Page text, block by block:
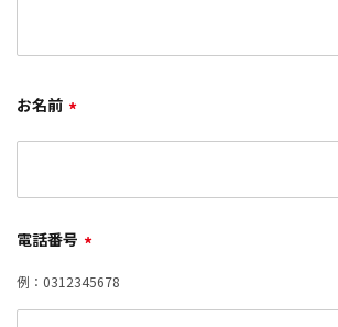
お名前 *
電話番号 *
例：0312345678